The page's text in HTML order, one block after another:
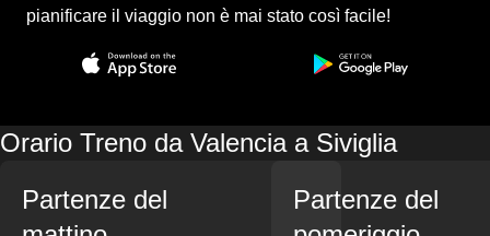
pianificare il viaggio non è mai stato così facile!
Orario Treno da Valencia a Siviglia
Partenze del
Partenze del